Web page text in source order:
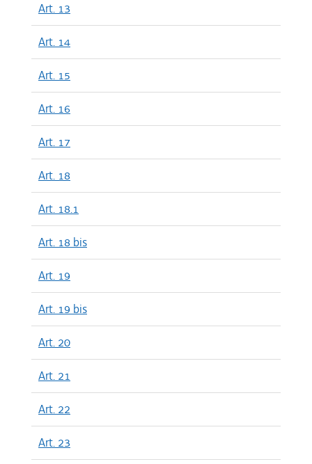
Art. 13
Art. 14
Art. 15
Art. 16
Art. 17
Art. 18
Art. 18.1
Art. 18 bis
Art. 19
Art. 19 bis
Art. 20
Art. 21
Art. 22
Art. 23